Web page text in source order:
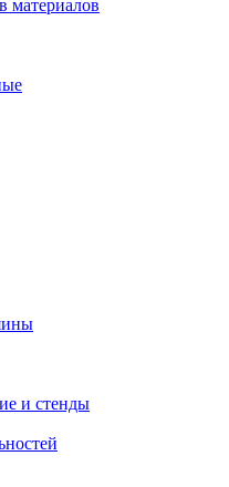
материалов
и стенды